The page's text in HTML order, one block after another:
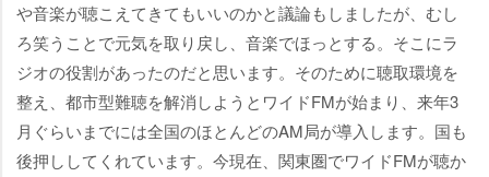
音楽が聴こえてきてもいいのかと議論もしましたが、むし
ろ笑うことで元気を取り戻し、音楽でほっとする。そこにラ
ジオの役割があったのだと思います。そのために聴取環境を
整え、都市型難聴を解消しようとワイドFMが始まり、来年3
月ぐらいまでには全国のほとんどのAM局が導入します。国も
後押ししてくれています。今現在、関東圏でワイドFMが聴か